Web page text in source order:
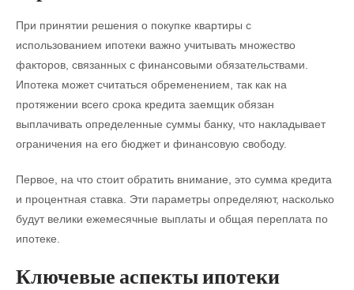
При принятии решения о покупке квартиры с
использованием ипотеки важно учитывать множество
факторов, связанных с финансовыми обязательствами.
Ипотека может считаться обременением, так как на
протяжении всего срока кредита заемщик обязан
выплачивать определенные суммы банку, что накладывает
ограничения на его бюджет и финансовую свободу.
Первое, на что стоит обратить внимание, это сумма кредита
и процентная ставка. Эти параметры определяют, насколько
будут велики ежемесячные выплаты и общая переплата по
ипотеке.
Ключевые аспекты ипотеки